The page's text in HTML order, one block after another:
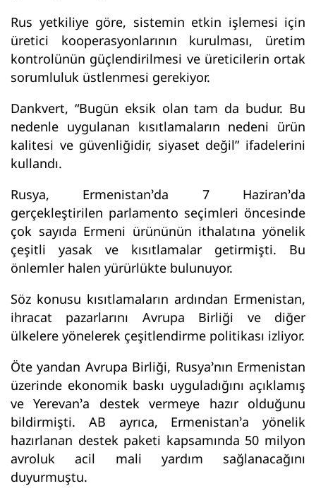
Rus yetkiliye göre, sistemin etkin işlemesi için
üretici kooperasyonlarının kurulması, üretim
kontrolünün güçlendirilmesi ve üreticilerin ortak
sorumluluk üstlenmesi gerekiyor.
Dankvert, “Bugün eksik olan tam da budur. Bu
nedenle uygulanan kısıtlamaların nedeni ürün
kalitesi ve güvenliğidir, siyaset değil” ifadelerini
kullandı.
Rusya, Ermenistan’da 7 Haziran’da
gerçekleştirilen parlamento seçimleri öncesinde
çok sayıda Ermeni ürününün ithalatına yönelik
çeşitli yasak ve kısıtlamalar getirmişti. Bu
önlemler halen yürürlükte bulunuyor.
Söz konusu kısıtlamaların ardından Ermenistan,
ihracat pazarlarını Avrupa Birliği ve diğer
ülkelere yönelerek çeşitlendirme politikası izliyor.
Öte yandan Avrupa Birliği, Rusya’nın Ermenistan
üzerinde ekonomik baskı uyguladığını açıklamış
ve Yerevan’a destek vermeye hazır olduğunu
bildirmişti. AB ayrıca, Ermenistan’a yönelik
hazırlanan destek paketi kapsamında 50 milyon
avroluk acil mali yardım sağlanacağını
duyurmuştu.